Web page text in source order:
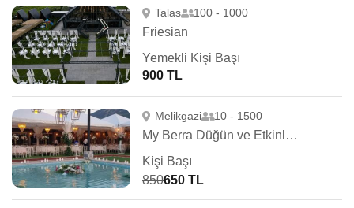
Talas 100 - 1000
Friesian
Yemekli Kişi Başı
900 TL
Melikgazi 10 - 1500
My Berra Düğün ve Etkinlik Merkezi
Kişi Başı
850650 TL